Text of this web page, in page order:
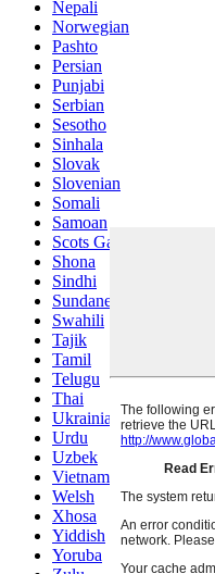
Nepali
Norwegian
Pashto
Persian
Punjabi
Serbian
Sesotho
Sinhala
Slovak
Slovenian
Somali
Samoan
Scots Gaelic
Shona
Sindhi
Sundanese
Swahili
Tajik
Tamil
Telugu
Thai
Ukrainian
Urdu
Uzbek
Vietnamese
Welsh
Xhosa
Yiddish
Yoruba